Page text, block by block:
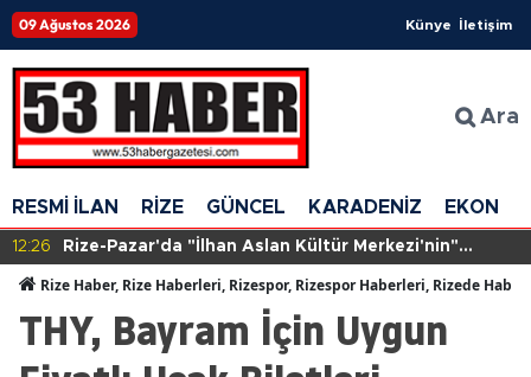
09 Ağustos 2026 Künye İletişim
Ara
RESMİ İLAN RİZE GÜNCEL KARADENİZ
12:26
Rize-Pazar'da "İlhan Aslan Kültür Merkezi'nin"
Rize Haber, Rize Haberleri, Rizespor, Rizespor Haberleri, Rizede
THY, Bayram İçin Uygun